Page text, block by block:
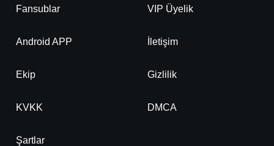
Fansublar VIP Üyelik
Android APP İletişim
Ekip Gizlilik
KVKK DMCA
Şartlar